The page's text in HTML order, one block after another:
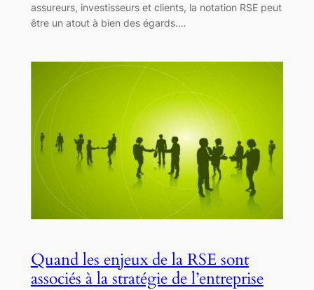
assureurs, investisseurs et clients, la notation RSE peut
être un atout à bien des égards.…
Quand les enjeux de la RSE sont
associés à la stratégie de l’entreprise